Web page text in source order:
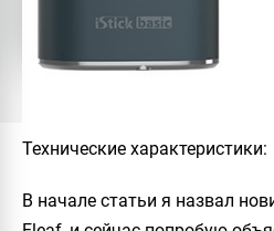
Технические характеристики:
В начале статьи я назвал